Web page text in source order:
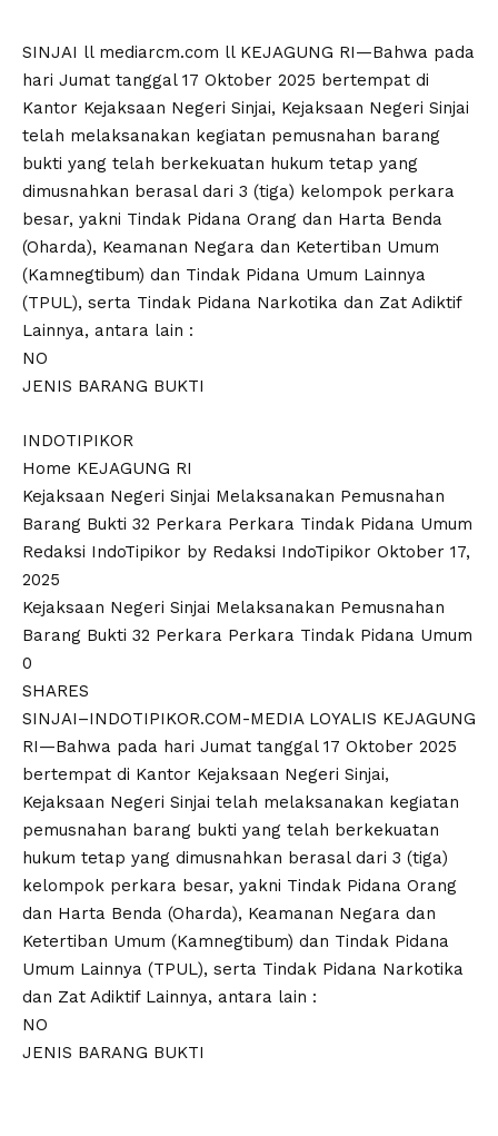
SINJAI ll mediarcm.com ll KEJAGUNG RI—Bahwa pada
hari Jumat tanggal 17 Oktober 2025 bertempat di
Kantor Kejaksaan Negeri Sinjai, Kejaksaan Negeri Sinjai
telah melaksanakan kegiatan pemusnahan barang
bukti yang telah berkekuatan hukum tetap yang
dimusnahkan berasal dari 3 (tiga) kelompok perkara
besar, yakni Tindak Pidana Orang dan Harta Benda
(Oharda), Keamanan Negara dan Ketertiban Umum
(Kamnegtibum) dan Tindak Pidana Umum Lainnya
(TPUL), serta Tindak Pidana Narkotika dan Zat Adiktif
Lainnya, antara lain :
NO
JENIS BARANG BUKTI
INDOTIPIKOR
Home KEJAGUNG RI
Kejaksaan Negeri Sinjai Melaksanakan Pemusnahan
Barang Bukti 32 Perkara Perkara Tindak Pidana Umum
Redaksi IndoTipikor by Redaksi IndoTipikor Oktober 17,
2025
Kejaksaan Negeri Sinjai Melaksanakan Pemusnahan
Barang Bukti 32 Perkara Perkara Tindak Pidana Umum
0
SHARES
SINJAI–INDOTIPIKOR.COM-MEDIA LOYALIS KEJAGUNG
RI—Bahwa pada hari Jumat tanggal 17 Oktober 2025
bertempat di Kantor Kejaksaan Negeri Sinjai,
Kejaksaan Negeri Sinjai telah melaksanakan kegiatan
pemusnahan barang bukti yang telah berkekuatan
hukum tetap yang dimusnahkan berasal dari 3 (tiga)
kelompok perkara besar, yakni Tindak Pidana Orang
dan Harta Benda (Oharda), Keamanan Negara dan
Ketertiban Umum (Kamnegtibum) dan Tindak Pidana
Umum Lainnya (TPUL), serta Tindak Pidana Narkotika
dan Zat Adiktif Lainnya, antara lain :
NO
JENIS BARANG BUKTI